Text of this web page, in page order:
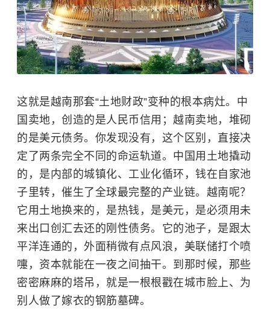
这就是越南那套“土地财政”变种的根本病灶。中
国卖地，创造的是人民币信用；越南卖地，堆砌
的是美元债务。你发现没有，这个区别，直接决
定了两条完全不同的命运轨道。中国用土地撬动
的，是内部的城镇化、工业化循环，钱在自家池
子里转，催生了全球最完整的产业链。越南呢？
它用土地换来的，是热钱，是美元，是必须用未
来出口创汇去还的刚性债务。它的池子，是跟太
平洋连通的，外面稍微有点风浪，美联储打个喷
嚏，资本就能在一夜之间抽干。到那时候，那些
密密麻麻的塔吊，就是一根根戳在城市脸上、为
别人做了嫁衣的钢筋墓碑。